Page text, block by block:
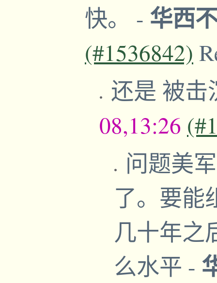
快。 - 华西
(#1536842)
还是 被击
08,13:26
问题美
了。要能
几十年之
么水平 -